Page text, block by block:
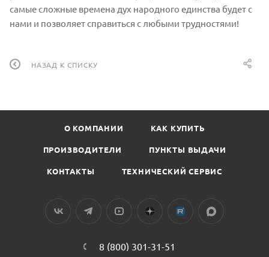
самые сложные времена дух народного единства будет с
нами и позволяет справиться с любыми трудностями!
НАЗАД К СПИСКУ
О КОМПАНИИ КАК КУПИТЬ
ПРОИЗВОДИТЕЛИ ПУНКТЫ ВЫДАЧИ
КОНТАКТЫ ТЕХНИЧЕСКИЙ СЕРВИС
8 (800) 301-31-51